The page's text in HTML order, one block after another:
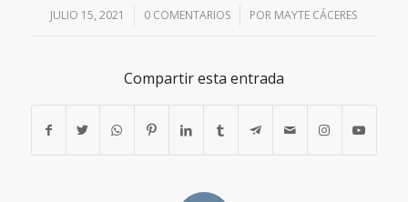
JULIO 15, 2021
/ 0 COMENTARIOS
/ POR MAYTE CÁCERES
Compartir esta entrada